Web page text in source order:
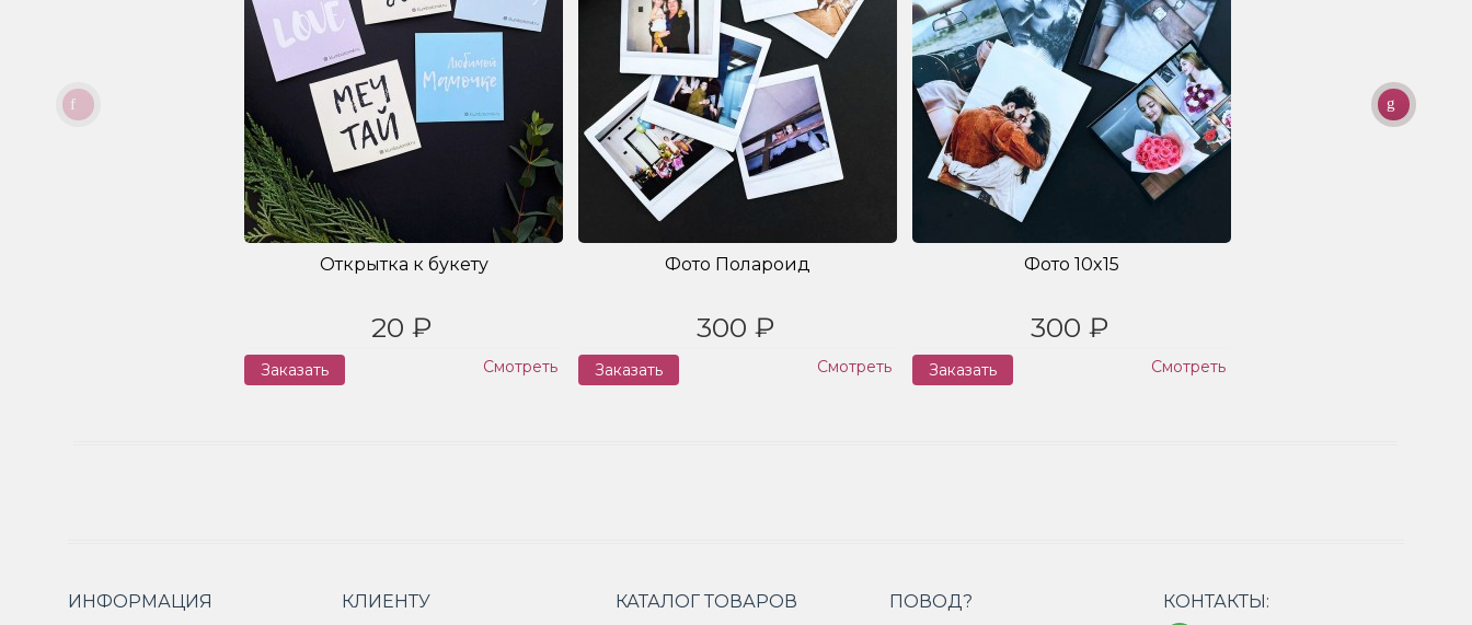
Открытка к букету
20 ₽
Заказать Смотреть
Фото Полароид
300 ₽
Заказать Смотреть
Фото 10x15
300 ₽
Заказать Смотреть
ИНФОРМАЦИЯ КЛИЕНТУ КАТАЛОГ ТОВАРОВ ПОВОД? КОНТАКТЫ: